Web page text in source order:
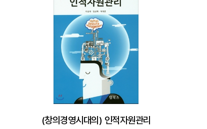
(창의경영시대의) 인적자원관리